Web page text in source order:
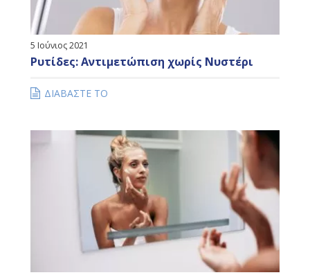
5 Ιούνιος 2021
Ρυτίδες: Αντιμετώπιση χωρίς Νυστέρι
ΔΙΑΒΑΣΤΕ ΤΟ